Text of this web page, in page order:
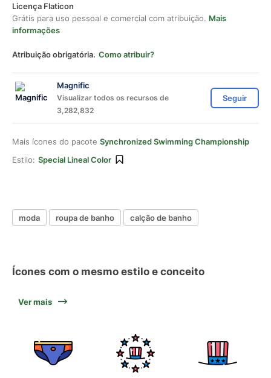
Licença Flaticon
Grátis para uso pessoal e comercial com atribuição. Mais
informações
Atribuição obrigatória. Como atribuir?
Magnific
Visualizar todos os recursos de
3,282,832
Seguir
Mais ícones do pacote Synchronized Swimming Championship
Estilo: Special Lineal Color
moda roupa de banho calção de banho
Ícones com o mesmo estilo e conceito
Ver mais